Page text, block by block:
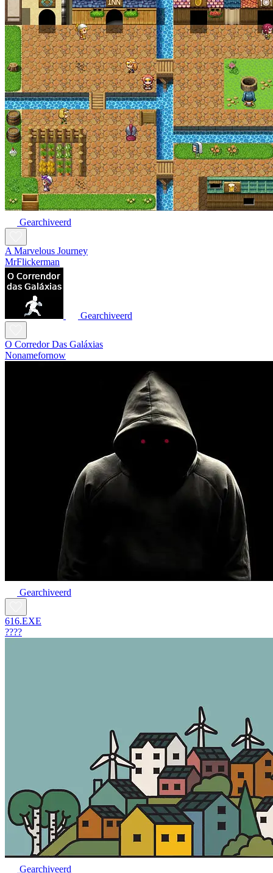
Gearchiveerd
A Marvelous Journey
MrFlickerman
Gearchiveerd
O Corredor Das Galáxias
Nonamefornow
Gearchiveerd
616.EXE
????
Gearchiveerd